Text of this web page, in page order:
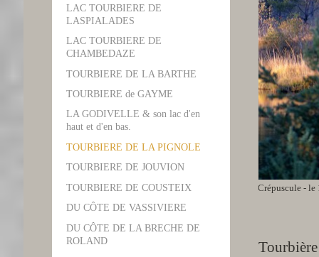
Crépuscule -
LAC TOURBIERE DE
LASPIALADES
LAC TOURBIERE DE
CHAMBEDAZE
TOURBIERE DE LA BARTHE
TOURBIERE de GAYME
LA GODIVELLE & son lac d'en
haut et d'en bas.
TOURBIERE DE LA PIGNOLE
TOURBIERE DE JOUVION
TOURBIERE DE COUSTEIX
DU CÔTE DE VASSIVIERE
DU CÔTE DE LA BRECHE DE
ROLAND